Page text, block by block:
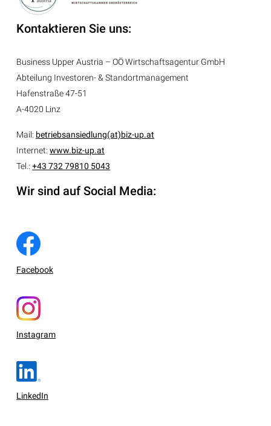
Kontaktieren Sie uns:
Business Upper Austria – OÖ Wirtschaftsagentur GmbH
Abteilung Investoren- & Standortmanagement
Hafenstraße 47-51
A-4020 Linz
Mail: betriebsansiedlung(at)biz-up.at
Internet: www.biz-up.at
Tel.: +43 732 79810 5043
Wir sind auf Social Media:
Facebook
Instagram
LinkedIn